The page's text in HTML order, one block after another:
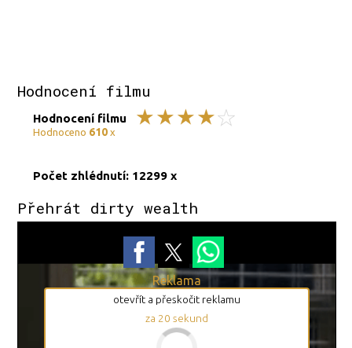
Hodnocení filmu
Hodnocení filmu
Hodnoceno 610x
Počet zhlédnutí: 12299 x
Přehrát dirty wealth
Reklama
otevřít a přeskočit reklamu
za 19 sekund